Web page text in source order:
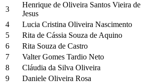
3
Henrique de Oliveira Santos Vieira de
Jesus
4
Lucia Cristina Oliveira Nascimento
5
Rita de Cássia Souza de Aquino
6
Rita Souza de Castro
7
Valter Gomes Tardio Neto
8
Cláudia da Silva Oliveira
9
Daniele Oliveira Rosa